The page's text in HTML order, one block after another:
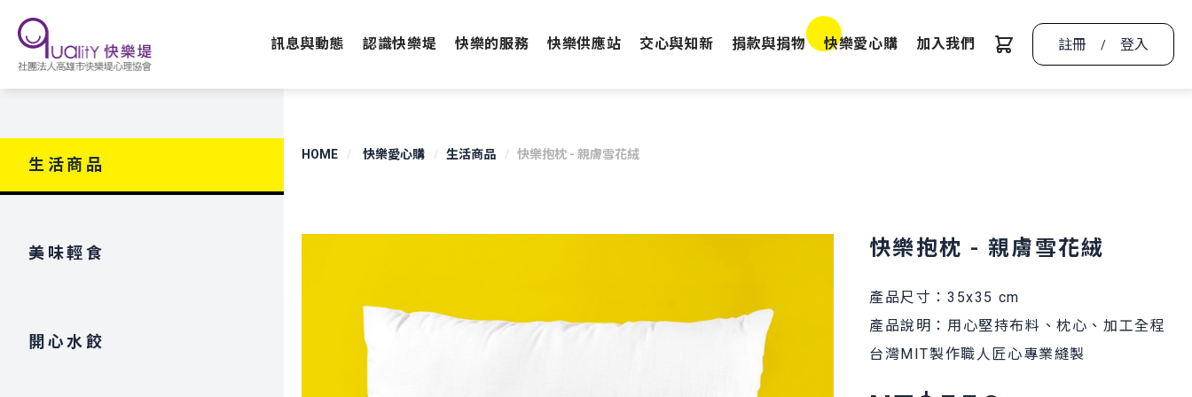
訊息與動態 認識快樂堤 快樂的服務 快樂供應站 交心與知新 捐款與捐物 快樂愛心購 加入我們 註冊 / 登入
生活商品
美味輕食
開心水餃
HOME 快樂愛心購 生活商品 快樂抱枕 - 親膚雪花絨
快樂抱枕 - 親膚雪花絨
產品尺寸：35x35 cm
產品說明：用心堅持布料、枕心、加工全程
台灣MIT製作職人匠心專業縫製